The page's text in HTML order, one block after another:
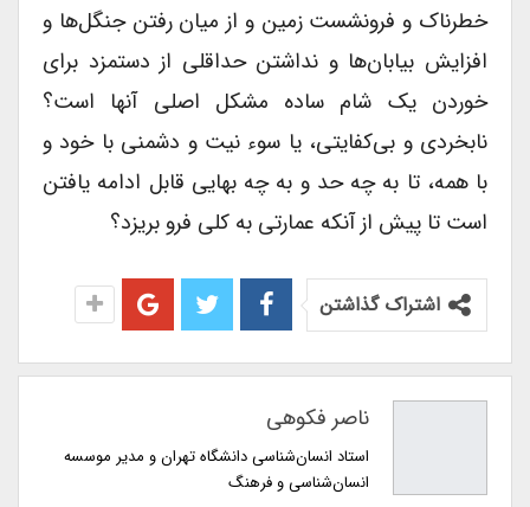
خطرناک و فرونشست زمین و از میان رفتن جنگل‌ها و
افزایش بیابان‌ها و نداشتن حداقلی از دستمزد برای
خوردن یک شام ساده مشکل اصلی آنها است؟
نابخردی و بی‌کفایتی، یا سوء نیت و دشمنی با خود و
با همه، تا به چه حد و به چه بهایی قابل ادامه یافتن
است تا پیش از آنکه عمارتی به کلی فرو بریزد؟
اشتراک گذاشتن
ناصر فکوهی
استاد انسان‌شناسی دانشگاه تهران و مدیر موسسه
انسان‌شناسی و فرهنگ